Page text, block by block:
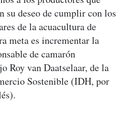
su deseo de cumplir con los
de la acuacultura de
meta es incrementar la
de camarón
Roy van Daatselaar, de la
Sostenible (IDH, por